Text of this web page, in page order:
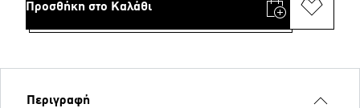
Προσθήκη στο Καλάθι
Περιγραφή